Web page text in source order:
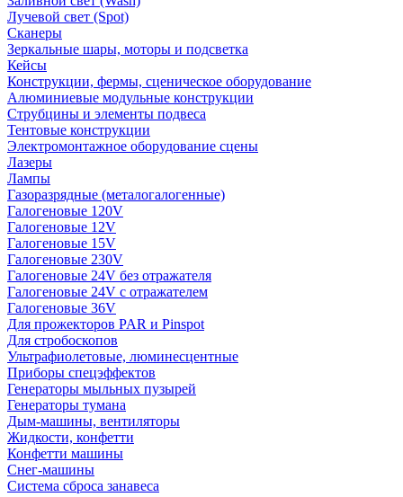
Лучевой свет (Spot)
Сканеры
Зеркальные шары, моторы и подсветка
Кейсы
Конструкции, фермы, сценическое оборудование
Алюминиевые модульные конструкции
Струбцины и элементы подвеса
Тентовые конструкции
Электромонтажное оборудование сцены
Лазеры
Лампы
Газоразрядные (металогалогенные)
Галогеновые 120V
Галогеновые 12V
Галогеновые 15V
Галогеновые 230V
Галогеновые 24V без отражателя
Галогеновые 24V с отражателем
Галогеновые 36V
Для прожекторов PAR и Pinspot
Для стробоскопов
Ультрафиолетовые, люминесцентные
Приборы спецэффектов
Генераторы мыльных пузырей
Генераторы тумана
Дым-машины, вентиляторы
Жидкости, конфетти
Конфетти машины
Снег-машины
Система сброса занавеса